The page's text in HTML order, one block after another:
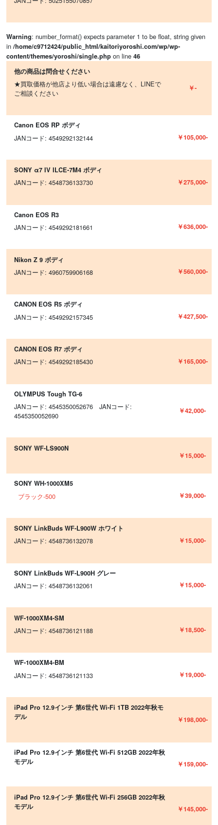
Warning: number_format() expects parameter 1 to be float, string given
in /home/c9712424/public_html/kaitoriyoroshi.com/wp/wp-
content/themes/yoroshi/single.phpon line 46
他の商品は問合せください
★買取価格が他店より低い場合は遠慮なく、LINEで
ご相談ください
￥-
Canon EOS RP ボディ
JANコード: 4549292132144 ￥105,000-
SONY α7 IV ILCE-7M4 ボディ
JANコード: 4548736133730 ￥275,000-
Canon EOS R3
JANコード: 4549292181661 ￥636,000-
Nikon Z 9 ボディ
JANコード: 4960759906168 ￥560,000-
CANON EOS R5 ボディ
JANコード: 4549292157345 ￥427,500-
CANON EOS R7 ボディ
JANコード: 4549292185430 ￥165,000-
OLYMPUS Tough TG-6
JANコード: 4545350052676 JANコード:
4545350052690
￥42,000-
SONY WF-LS900N
￥15,000-
SONY WH-1000XM5
ブラック-500 ￥39,000-
SONY LinkBuds WF-L900W ホワイト
JANコード: 4548736132078 ￥15,000-
SONY LinkBuds WF-L900H グレー
JANコード: 4548736132061 ￥15,000-
WF-1000XM4-SM
JANコード: 4548736121188 ￥18,500-
WF-1000XM4-BM
JANコード: 4548736121133 ￥19,000-
iPad Pro 12.9インチ 第6世代 Wi-Fi 1TB 2022年秋モ
デル
￥198,000-
iPad Pro 12.9インチ 第6世代 Wi-Fi 512GB 2022年秋
モデル
￥159,000-
iPad Pro 12.9インチ 第6世代 Wi-Fi 256GB 2022年秋
モデル
￥145,000-